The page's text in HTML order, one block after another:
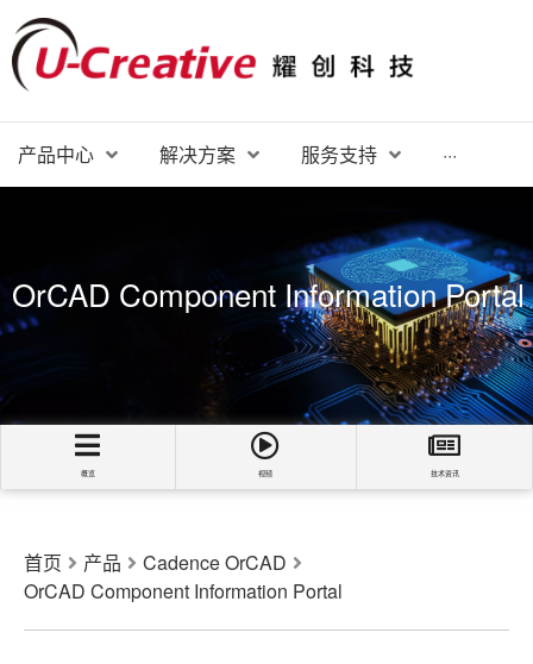
产品中心 解决方案 服务支持 ···
OrCAD Component Information Portal
概览 视频 技术资讯
首页 产品
Cadence OrCAD
OrCAD Component Information Portal